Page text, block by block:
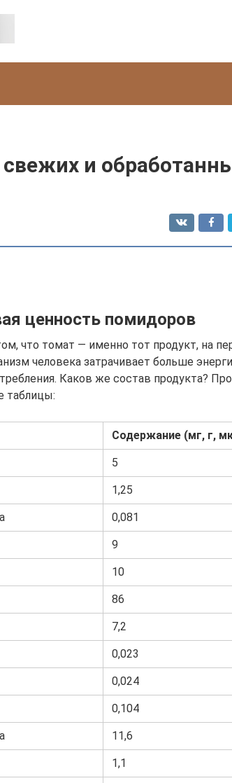
и
ценность помидоров
что томат — именно тот продукт, на
человека затрачивает больше
Каков же состав продукта?
таблицы:
Содержание (мг, г,
5
1,25
0,081
9
10
86
7,2
0,023
0,024
0,104
11,6
1,1